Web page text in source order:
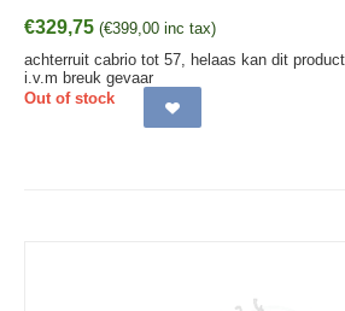
€329,75 (€399,00 inc tax)
achterruit cabrio tot 57, helaas kan dit
i.v.m breuk gevaar
Out of stock